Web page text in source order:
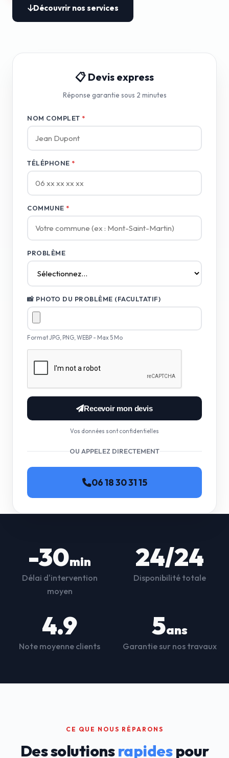
Découvrir nos services
📋 Devis express
Réponse garantie sous 2 minutes
NOM COMPLET *
TÉLÉPHONE *
COMMUNE *
PROBLÈME
📸 PHOTO DU PROBLÈME (FACULTATIF)
Format JPG, PNG, WEBP - Max 5 Mo
Recevoir mon devis
Vos données sont confidentielles
OU APPELEZ DIRECTEMENT
06 18 30 31 15
-30min
Délai d'intervention
moyen
24/24
Disponibilité totale
4.9
Note moyenne clients
5ans
Garantie sur nos travaux
CE QUE NOUS RÉPARONS
Des solutionsrapidespour